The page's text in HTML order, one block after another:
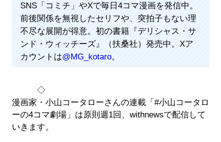
SNS「コミチ」やXで毎日4コマ漫画を発信中。
前後関係を無視したセリフや、突拍子もない理
不尽な展開が得意。初の書籍『デリシャス・サ
ンド・ウィッチーズ』（扶桑社）発売中。Xア
カウントは@MG_kotaro。
◇
漫画家・小山コータローさんの連載「#小山コータロ
ーの4コマ劇場」は原則週1回、withnewsで配信して
いきます。